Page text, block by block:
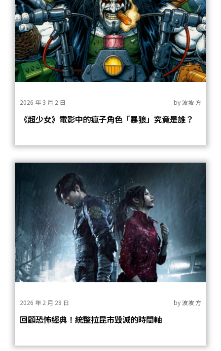
2026 年 3 月 2 日 by波坡 方
《超少女》電影中的瘋子角色「暴狼」究竟是誰？
2026 年 2 月 28 日 by波坡 方
回顧恐怖經典！統整拉昆市毀滅的時間軸